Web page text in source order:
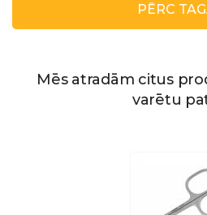
PĒRC
Mēs atradām citus
varētu